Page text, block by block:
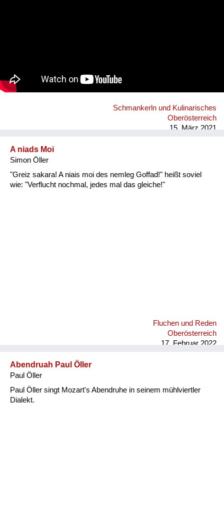
Schmankerln und Kulinarisches
Oberösterreich
15. März 2021
A niads Moi
Simon Öller
"Greiz sakara! A niais moi des nemleg Goffad!" heißt soviel
wie: "Verflucht nochmal, jedes mal das gleiche!"
Fluchen und Reden
Oberösterreich
17. Februar 2022
Abendruah Paul Öller
Paul Öller
Paul Öller singt Mozart's Abendruhe in seinem mühlviertler
Dialekt.